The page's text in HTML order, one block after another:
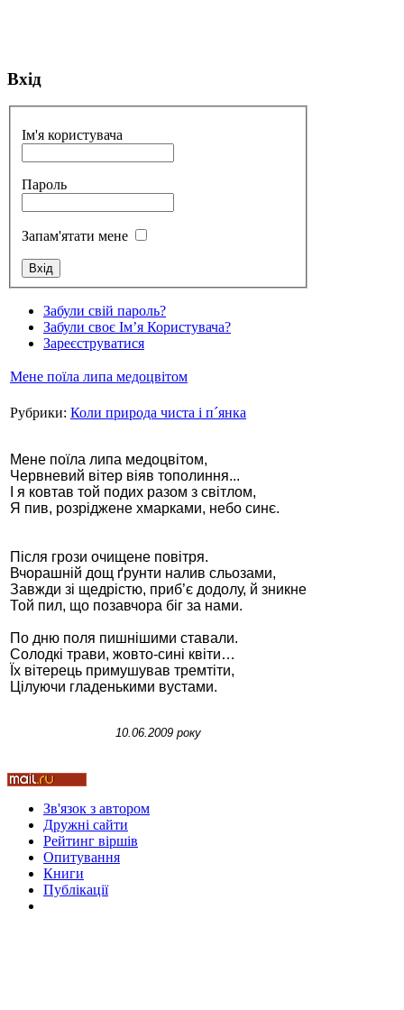
Стамбул 2010
Стамбул 2010
Стамбул 2010
Стамбул 2010
Вхід
Ім'я користувача
Пароль
Запам'ятати мене
Забули свій пароль?
Забули своє Ім’я Користувача?
Зареєструватися
Мене поїла липа медоцвітом
Рубрики: Коли природа чиста і п´янка
Мене поїла липа медоцвітом,
Червневий вітер віяв тополиння...
І я ковтав той подих разом з світлом,
Я пив, розріджене хмарками, небо синє.
Після грози очищене повітря.
Вчорашній дощ ґрунти налив сльозами,
Завжди зі щедрістю, приб’є додолу, й зникне
Той пил, що позавчора біг за нами.
По дню поля пишнішими ставали.
Солодкі трави, жовто-сині квіти…
Їх вітерець примушував тремтіти,
Цілуючи гладенькими вустами.
10.06.2009 року
Зв'язок з автором
Дружні cайти
Рейтинг віршів
Опитування
Книги
Публікації